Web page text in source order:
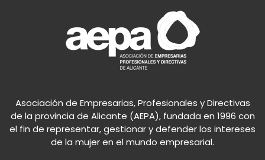
Asociación de Empresarias, Profesionales y Directivas
de la provincia de Alicante (AEPA), fundada en 1996 con
el fin de representar, gestionar y defender los intereses
de la mujer en el mundo empresarial.